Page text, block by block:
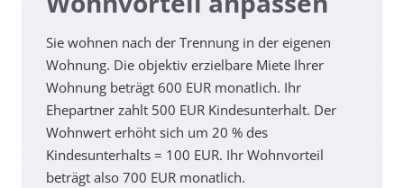
Sie wohnen nach der Trennung in der eigenen
Wohnung. Die objektiv erzielbare Miete Ihrer
Wohnung beträgt 600 EUR monatlich. Ihr
Ehepartner zahlt 500 EUR Kindesunterhalt. Der
Wohnwert erhöht sich um 20 % des
Kindesunterhalts = 100 EUR. Ihr Wohnvorteil
beträgt also 700 EUR monatlich.